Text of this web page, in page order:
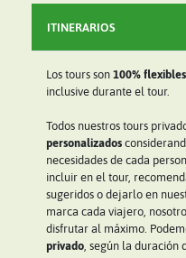
ITINERARIOS
Los tours son100% flexibles
inclusive durante el tour.
Todos nuestros tours
personalizados
necesidades de cada
incluir en el tour,
sugeridos o dejarlo en
marca cada viajero,
disfrutar al máximo.
privado, según la duración